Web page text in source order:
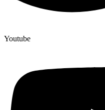
Youtube